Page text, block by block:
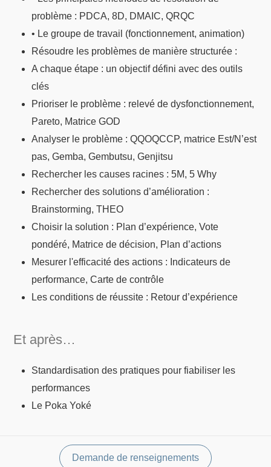
problème : PDCA, 8D, DMAIC, QRQC
• Le groupe de travail (fonctionnement, animation)
Résoudre les problèmes de manière structurée :
A chaque étape : un objectif défini avec des outils
clés
Prioriser le problème : relevé de dysfonctionnement,
Pareto, Matrice GOD
Analyser le problème : QQOQCCP, matrice Est/N’est
pas, Gemba, Gembutsu, Genjitsu
Rechercher les causes racines : 5M, 5 Why
Rechercher des solutions d’amélioration :
Brainstorming, THEO
Choisir la solution : Plan d’expérience, Vote
pondéré, Matrice de décision, Plan d’actions
Mesurer l'efficacité des actions : Indicateurs de
performance, Carte de contrôle
Les conditions de réussite : Retour d’expérience
Et après…
Standardisation des pratiques pour fiabiliser les
performances
Le Poka Yoké
Demande de renseignements